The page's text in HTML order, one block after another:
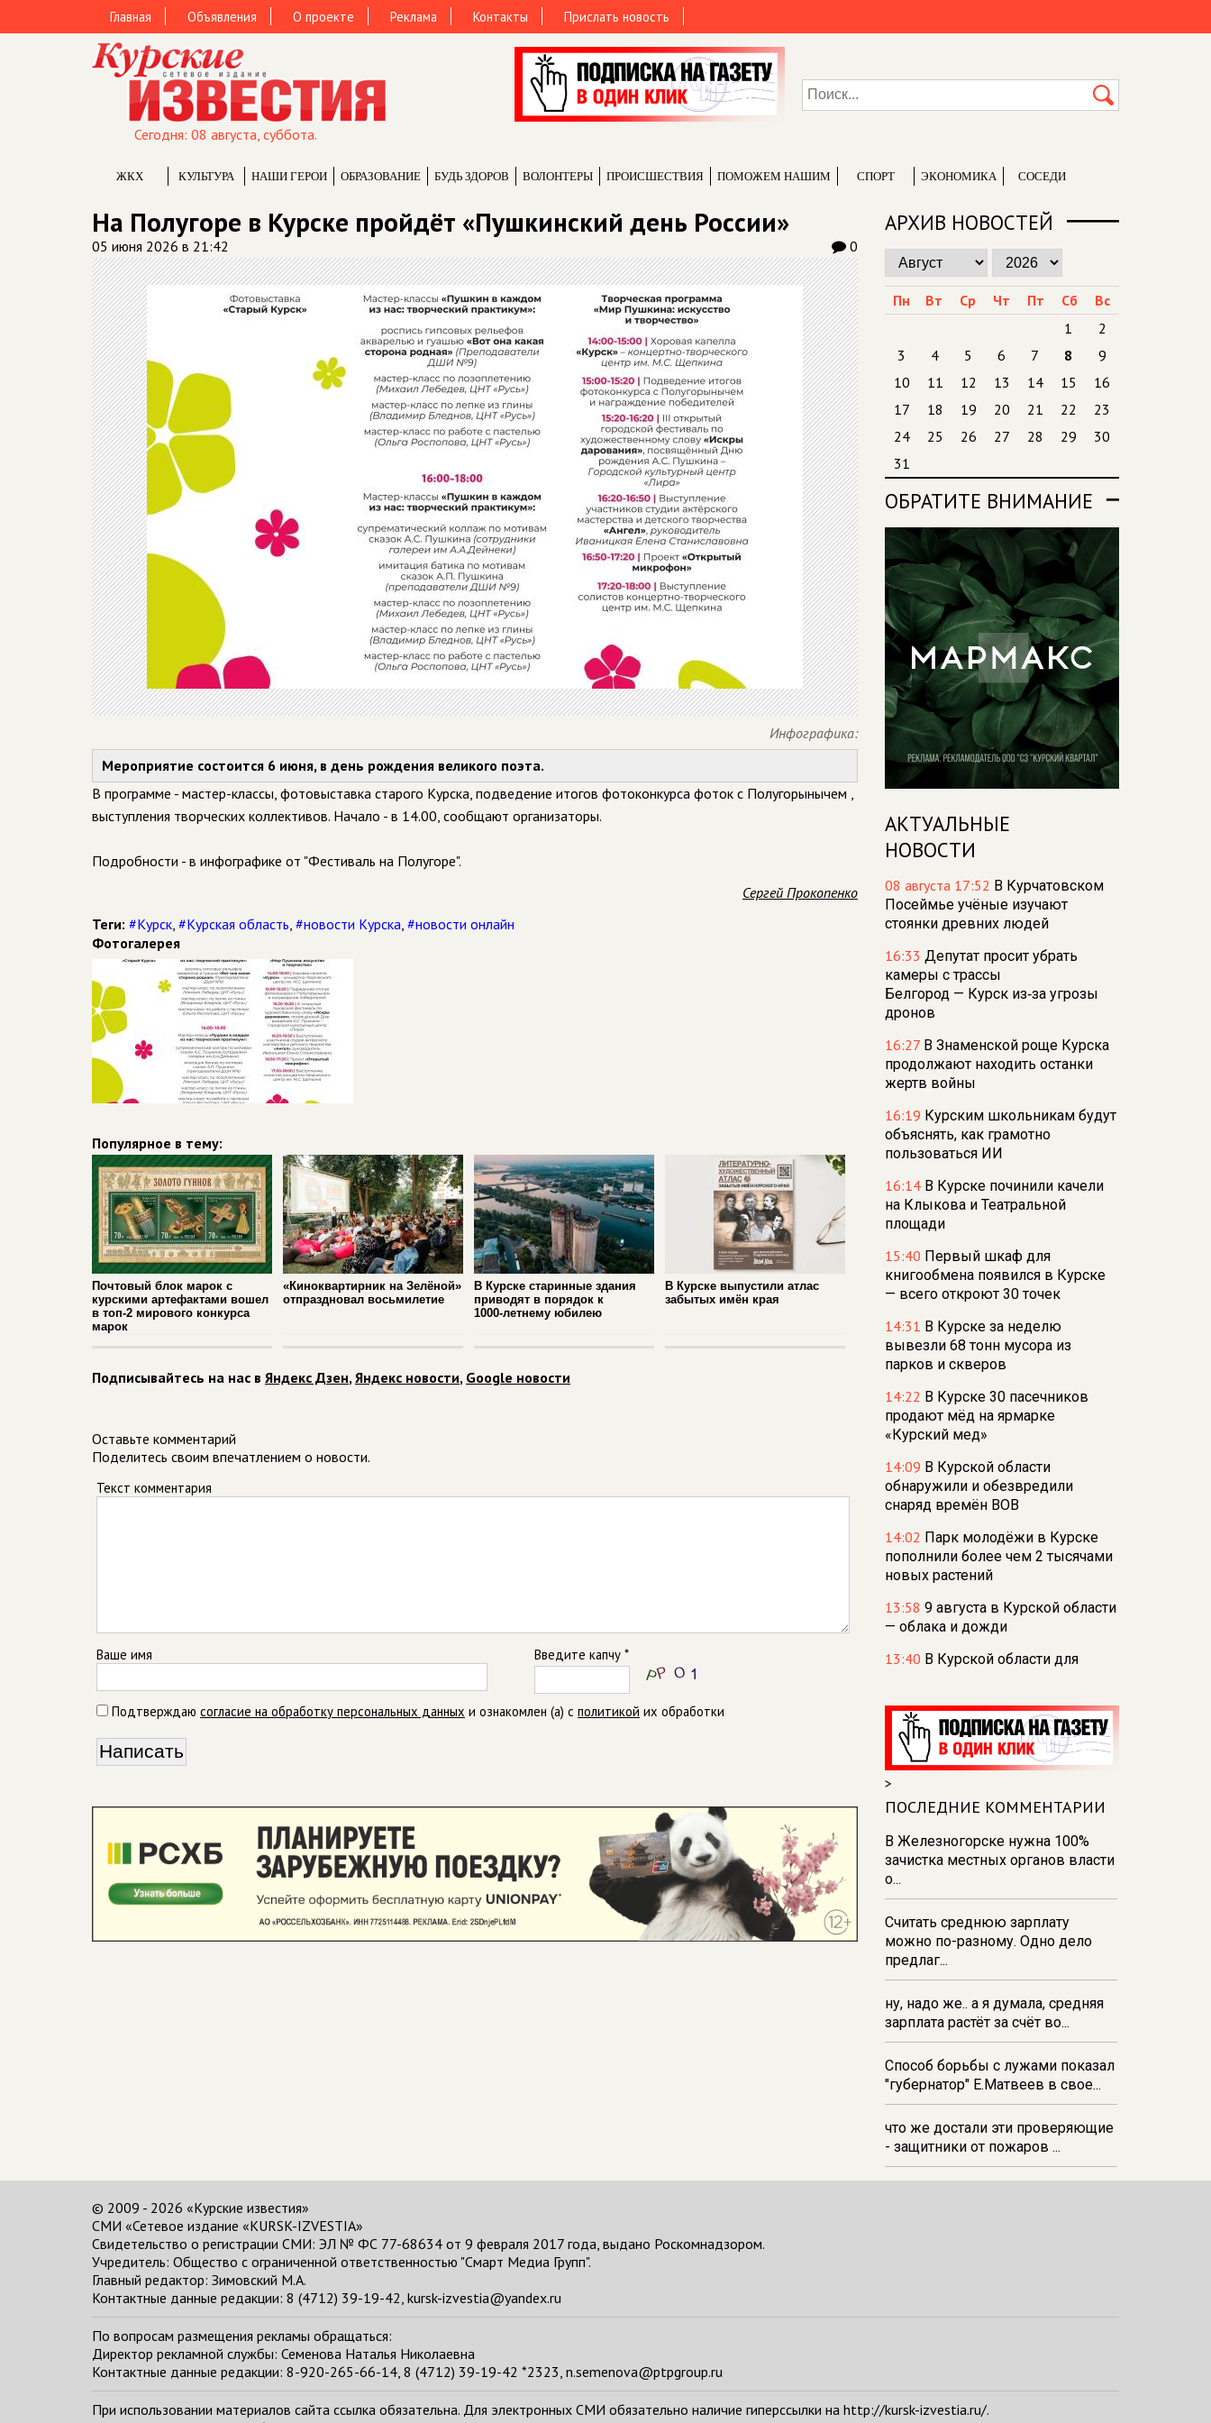
Главная Объявления О проекте Реклама Контакты Прислать новость
Сегодня: 08 августа, суббота.
ЖКХ КУЛЬТУРА НАШИ ГЕРОИ ОБРАЗОВАНИЕ БУДЬ ЗДОРОВ ВОЛОНТЕРЫ ПРОИCШЕСТВИЯ ПОМОЖЕМ НАШИМ СПОРТ ЭКОНОМИКА СОСЕДИ
На Полугоре в Курске пройдёт «Пушкинский день России»
05 июня 2026 в 21:42 0
Инфографика:
Мероприятие состоится 6 июня, в день рождения великого поэта.
В программе - мастер-классы, фотовыставка старого Курска, подведение итогов фотоконкурса фоток с Полугорынычем ,
выступления творческих коллективов. Начало - в 14.00, сообщают организаторы.
Подробности - в инфографике от "Фестиваль на Полугоре".
Сергей Прокопенко
Теги: #Курск, #Курская область, #новости Курска, #новости онлайн
Фотогалерея
Популярное в тему:
Почтовый блок марок с
курскими артефактами вошел
в топ‑2 мирового конкурса
марок
«Киноквартирник на Зелёной»
отпраздновал восьмилетие
В Курске старинные здания
приводят в порядок к
1000‑летнему юбилею
В Курске выпустили атлас
забытых имён края
Подписывайтесь на нас в Яндекс Дзен,Яндекс новости, Google новости
Оставьте комментарий
Поделитесь своим впечатлением о новости.
Текст комментария
Ваше имя Введите капчу *
Подтверждаю согласие на обработку персональных данных и ознакомлен (а) с политикой их обработки
АРХИВ НОВОСТЕЙ
Пн Вт Ср Чт Пт Сб
Вс
1
2
3
4 5 6 7 8
9
10
11 12 13 14 15
16
17
18 19 20 21 22
23
24
25 26 27 28 29
30
31
ОБРАТИТЕ ВНИМАНИЕ
АКТУАЛЬНЫЕ
НОВОСТИ
08 августа 17:52 В Курчатовском
Посеймье учёные изучают
стоянки древних людей
16:33 Депутат просит убрать
камеры с трассы
Белгород — Курск из‑за угрозы
дронов
16:27 В Знаменской роще Курска
продолжают находить останки
жертв войны
16:19 Курским школьникам будут
объяснять, как грамотно
пользоваться ИИ
16:14 В Курске починили качели
на Клыкова и Театральной
площади
15:40 Первый шкаф для
книгообмена появился в Курске
— всего откроют 30 точек
14:31 В Курске за неделю
вывезли 68 тонн мусора из
парков и скверов
14:22 В Курске 30 пасечников
продают мёд на ярмарке
«Курский мед»
14:09 В Курской области
обнаружили и обезвредили
снаряд времён ВОВ
14:02 Парк молодёжи в Курске
пополнили более чем 2 тысячами
новых растений
13:58 9 августа в Курской области
— облака и дожди
13:40 В Курской области для
13:35234 курских спортсмена
отправились на сборы в лагерь
«Меридиан»
13:31В Курске и Железногорске
прошли баскетбольные
мастер‑классы Егора Вяльцева
13:26137 детей из Курской
области поехали отдыхать в
>
ПОСЛЕДНИЕ КОММЕНТАРИИ
В Железногорске нужна 100%
зачистка местных органов власти
о...
Считать среднюю зарплату
можно по-разному. Одно дело
предлаг...
ну, надо же.. а я думала, средняя
зарплата растёт за счёт во...
Способ борьбы с лужами показал
"губернатор" Е.Матвеев в свое...
что же достали эти проверяющие
- защитники от пожаров ...
© 2009 - 2026 «Курские известия»
СМИ «Сетевое издание «KURSK-IZVESTIA»
Свидетельство о регистрации СМИ: ЭЛ № ФС 77-68634 от 9 февраля 2017 года, выдано Роскомнадзором.
Учредитель: Общество с ограниченной ответственностью "Смарт Медиа Групп".
Главный редактор: Зимовский М.А.
Контактные данные редакции: 8 (4712) 39-19-42, kursk-izvestia@yandex.ru
По вопросам размещения рекламы обращаться:
Директор рекламной службы: Семенова Наталья Николаевна
Контактные данные редакции: 8-920-265-66-14, 8 (4712) 39-19-42 *2323, n.semenova@ptpgroup.ru
При использовании материалов сайта ссылка обязательна. Для электронных СМИ обязательно наличие гиперссылки на http://kursk-izvestia.ru/.